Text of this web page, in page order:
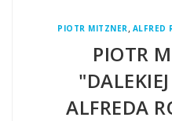
PIOTR MITZNER, ALFRED
PIOTR
ALFREDA